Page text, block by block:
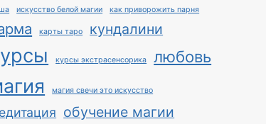
искусство белой магии как приворожить парня
карты таро кундалини
курсы экстрасенсорика любовь
магия свечи это искусство
обучение магии